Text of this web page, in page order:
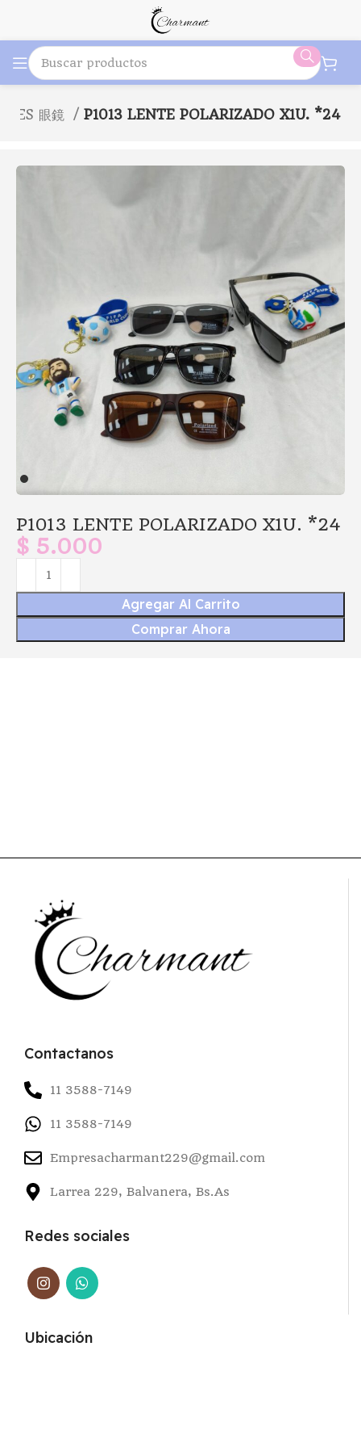
眼鏡 P1013 LENTE POLARIZADO X1U. *24
P1013 LENTE POLARIZADO X1U. *24
$ 5.000
Agregar Al Carrito
Comprar Ahora
Contactanos
11 3588-7149
11 3588-7149
Empresacharmant229@gmail.com
Larrea 229, Balvanera, Bs.As
Redes sociales
Ubicación